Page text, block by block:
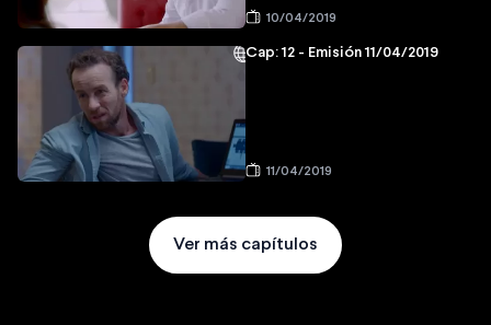
10/04/2019
Cap: 12 - Emisión 11/04/2019
11/04/2019
Ver más capítulos